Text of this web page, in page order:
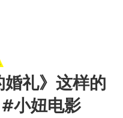
礼》这样的
小妞电影